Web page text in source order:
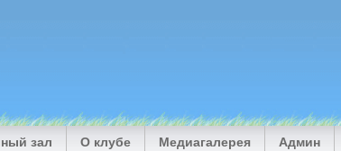
зал О клубе Медиагалерея Админ